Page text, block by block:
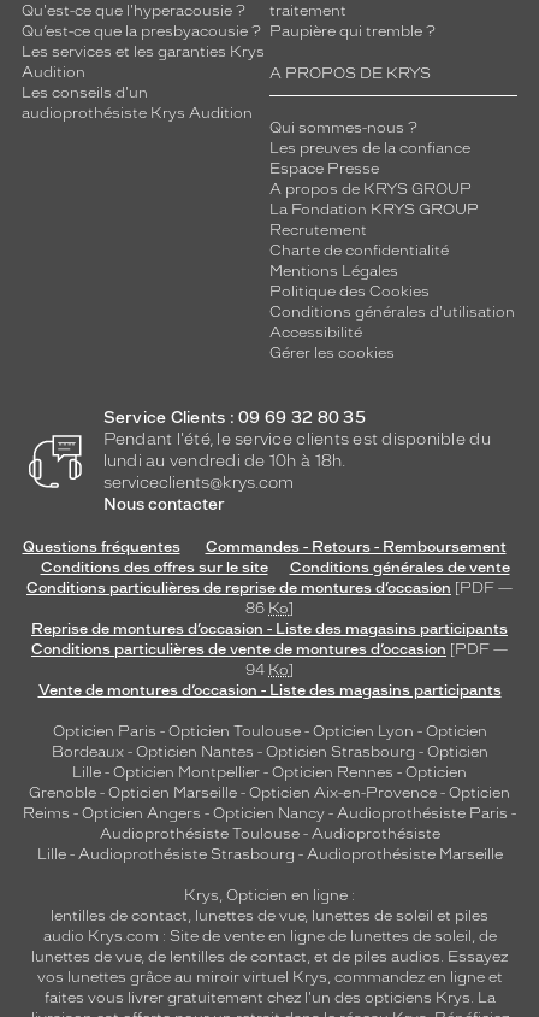
Qu'est-ce que l'hyperacousie ?
Qu’est-ce que la presbyacousie ?
Les services et les garanties Krys
Audition
Les conseils d'un
audioprothésiste Krys Audition
traitement
Paupière qui tremble ?
A PROPOS DE KRYS
Qui sommes-nous ?
Les preuves de la confiance
Espace Presse
A propos de KRYS GROUP
La Fondation KRYS GROUP
Recrutement
Charte de confidentialité
Mentions Légales
Politique des Cookies
Conditions générales d'utilisation
Accessibilité
Gérer les cookies
Service Clients : 09 69 32 80 35
Pendant l'été, le service clients est disponible du
lundi au vendredi de 10h à 18h.
serviceclients@krys.com
Nous contacter
Questions fréquentes
Commandes - Retours - Remboursement
Conditions des offres sur le site
Conditions générales de vente
Conditions particulières de reprise de montures d’occasion [PDF —
86 Ko]
Reprise de montures d’occasion - Liste des magasins participants
Conditions particulières de vente de montures d’occasion [PDF —
94 Ko]
Vente de montures d’occasion - Liste des magasins participants
Opticien Paris - Opticien Toulouse- Opticien Lyon - Opticien
Bordeaux- Opticien Nantes - Opticien Strasbourg - Opticien
Lille - Opticien Montpellier - Opticien Rennes - Opticien
Grenoble - Opticien Marseille - Opticien Aix-en-Provence - Opticien
Reims - Opticien Angers - Opticien Nancy - Audioprothésiste Paris -
Audioprothésiste Toulouse- Audioprothésiste
Lille- Audioprothésiste Strasbourg - Audioprothésiste Marseille
Krys, Opticien en ligne :
lentilles de contact, lunettes de vue, lunettes de soleil et piles
audio Krys.com : Site de vente en ligne de lunettes de soleil, de
lunettes de vue, de lentilles de contact, et de piles audios. Essayez
vos lunettes grâce au miroir virtuel Krys, commandez en ligne et
faites vous livrer gratuitement chez l'un des opticiens Krys. La